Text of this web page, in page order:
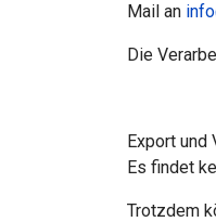
Mail an
Die
Export und
Es findet
Trotzdem